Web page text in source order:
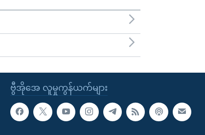
ဗွီအိုအေ လူမှုကွန်ယက်များ